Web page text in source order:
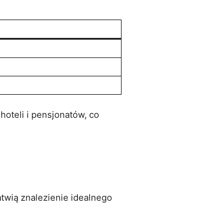
i ‌pensjonatów, co
znalezienie idealnego⁢